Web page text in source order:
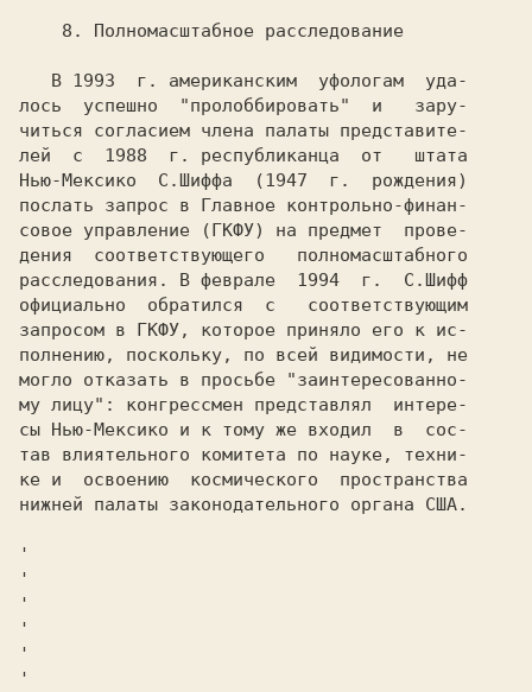
лось  успешно  "пролоббировать"  и   зару-
читься согласием члена палаты представите-
лей  с  1988  г. республиканца  от   штата
Нью-Мексико  С.Шиффа  (1947  г.  рождения)
послать запрос в Главное контрольно-финан-
совое управление (ГКФУ) на предмет  прове-
дения  соответствующего   полномасштабного
расследования. В феврале  1994  г.  С.Шифф
официально  обратился  с   соответствующим
запросом в ГКФУ, которое приняло его к ис-
полнению, поскольку, по всей видимости, не
могло отказать в просьбе "заинтересованно-
му лицу": конгрессмен представлял  интере-
сы Нью-Мексико и к тому же входил  в  сос-
тав влиятельного комитета по науке, техни-
ке и  освоению  космического  пространства
нижней палаты законодательного органа США.
'
'
'
'
'
'